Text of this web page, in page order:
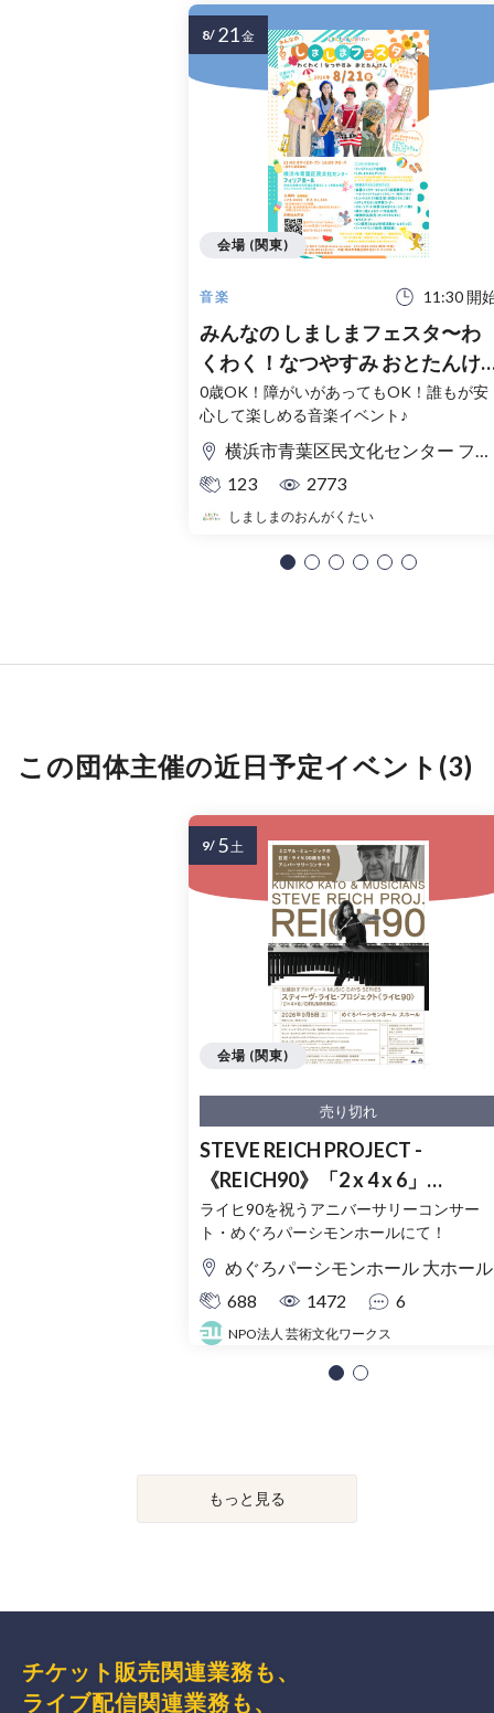
音楽 11:30 開
みんなの しましまフェスタ〜わ
くわく！なつやすみ おとたんけ
ん！〜
0歳OK！障がいがあってもOK！誰もが安
心して楽しめる音楽イベント♪
横浜市青葉区民文化センター フィリアホール
123
2773
しましまのおんがくたい
会場 (関東)
8/ 21金
この団体主催の近日予定イベント(3)
売り切れ
STEVE REICH PROJECT -
《REICH90》「2 x 4 x 6」
「DRUMMING」
ライヒ90を祝うアニバーサリーコンサー
ト・めぐろパーシモンホールにて！
めぐろパーシモンホール 大ホール
688
1472 6
NPO法人 芸術文化ワークス
会場 (関東)
9/ 5土
もっと見る
チケット販売関連業務も、
ライブ配信関連業務も、